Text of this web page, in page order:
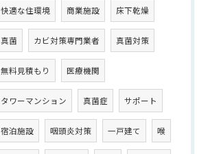
快適な住環境 商業施設 床下乾燥
真菌 カビ対策専門業者 真菌対策
無料見積もり 医療機関
タワーマンション 真菌症 サポート
宿泊施設 咽頭炎対策 一戸建て 喉